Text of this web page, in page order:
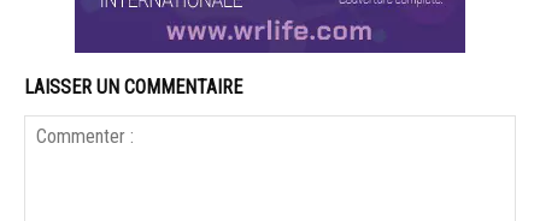
LAISSER UN COMMENTAIRE